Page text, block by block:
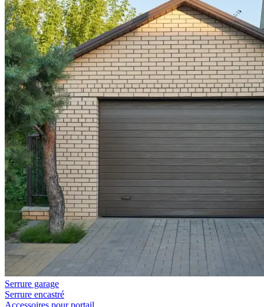
Serrure garage
Serrure encastré
Accessoires pour portail